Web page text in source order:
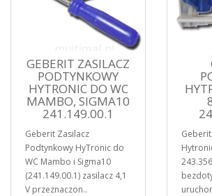
GEBERIT ZASILACZ
PODTYNKOWY
HYTRONIC DO WC
MAMBO, SIGMA10
241.149.00.1
Geberit Zasilacz
Podtynkowy HyTronic do
WC Mambo i Sigma10
(241.149.00.1) zasilacz 4,1
V przeznaczon..